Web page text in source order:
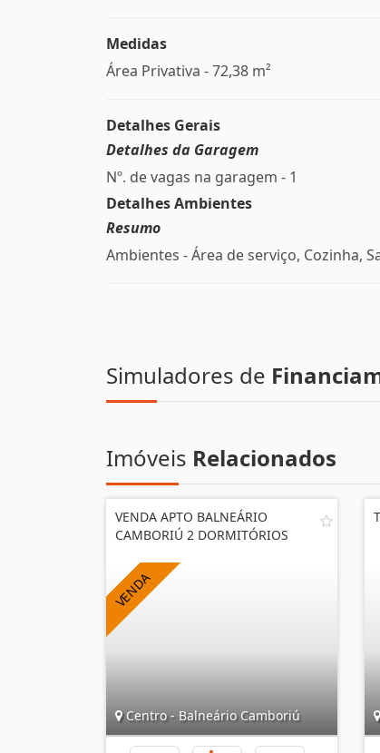
Medidas
Área Privativa - 72,38 m²
Detalhes Gerais
Detalhes da Garagem
Nº. de vagas na garagem - 1
Detalhes Ambientes
Resumo
Ambientes - Área de serviço, Cozinha,
Simuladores de
Imóveis Relacionados
VENDA APTO BALNEÁRIO
CAMBORIÚ 2 DORMITÓRIOS
Centro - Balneário Camboriú